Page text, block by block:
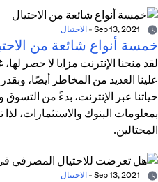
- الاحتيال
خمسة أنواع شائعة من
لقد منحنا الإنترنت مزايا لا حصر
علينا العديد من المخاطر أيضًا،
حياتنا عبر الإنترنت، بدءً من التسوق
بمعلومات البنوك والاستثمارات، لذا
المحتالين.
- الاحتيال